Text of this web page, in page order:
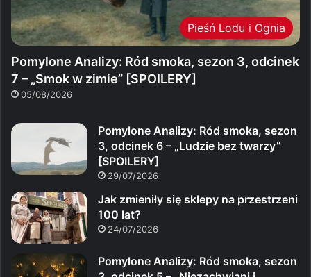
Pieśń Lodu i Ognia
Pomylone Analizy: Ród smoka, sezon 3, odcinek
7 – „Smok w zimie” [SPOILERY]
05/08/2026
Pomylone Analizy: Ród smoka, sezon
3, odcinek 6 – „Ludzie bez twarzy”
[SPOILERY]
29/07/2026
Jak zmieniły się sklepy na przestrzeni
100 lat?
24/07/2026
Pomylone Analizy: Ród smoka, sezon